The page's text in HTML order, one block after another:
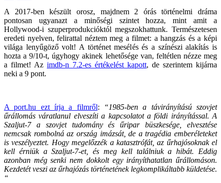
A 2017-ben készült orosz, majdnem 2 órás történelmi dráma
pontosan ugyanazt a minőségi szintet hozza, mint amit a
Hollywood-i szuperprodukcióktól megszokhattunk. Természetesen
eredeti nyelven, felirattal néztem meg a filmet: a hangzás és a képi
világa lenyűgöző volt! A történet mesélés és a színészi alakítás is
hozta a 9/10-t, úgyhogy akinek lehetősége van, feltétlen nézze meg
a filmet! Az imdb-n 7.2-es értékelést kapott, de szerintem kijárna
neki a 9 pont.
A port.hu ezt írja a filmről:
“1985-ben a távirányítású szovjet
űrállomás váratlanul elveszíti a kapcsolatot a földi irányítással. A
Szaljut-7 a szovjet tudomány és űripar büszkesége, elvesztése
nemcsak rombolná az ország imázsát, de a tragédia emberéleteket
is veszélyeztet. Hogy megelőzzék a katasztrófát, az űrhajósoknak el
kell érniük a Szaljut-7-et, és meg kell találniuk a hibát. Eddig
azonban még senki nem dokkolt egy irányíthatatlan űrállomáson.
Kezdetét veszi az űrhajózás történetének legkomplikáltabb küldetése.
“